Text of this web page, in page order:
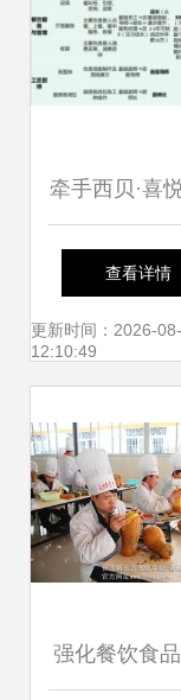
牵手西贝·喜
——2020西贝
集团企业介绍
查看详情
更新时间：2026-
12:10:49
强化餐饮食